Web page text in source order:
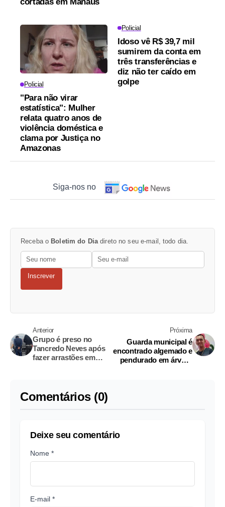
Policial
"Para não virar
estatística": Mulher
relata quatro anos de
violência doméstica e
clama por Justiça no
Amazonas
Policial
Idoso vê R$ 39,7 mil
sumirem da conta em
três transferências e
diz não ter caído em
golpe
Siga-nos no
Receba o Boletim do Diadireto no seu e-mail, todo dia.
Inscrever
Anterior
Grupo é preso no
Tancredo Neves após
fazer arrastões em
Próxima
Guarda municipal é
encontrado algemado e
pendurado em árvore
Comentários (0)
Deixe seu comentário
Nome *
E-mail *